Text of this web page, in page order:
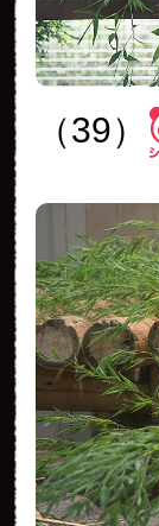
（39）